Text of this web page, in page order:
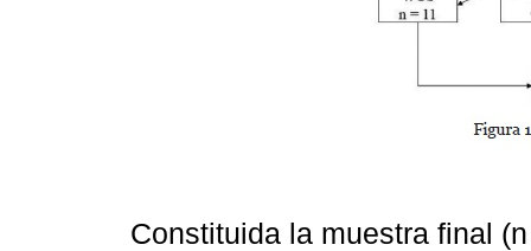
Constituida la muestra final